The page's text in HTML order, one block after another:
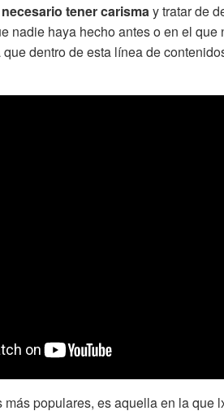
tener carismay tratar de
nadie haya hecho antes o en el que
dentro de esta línea de
populares, es aquella en la que